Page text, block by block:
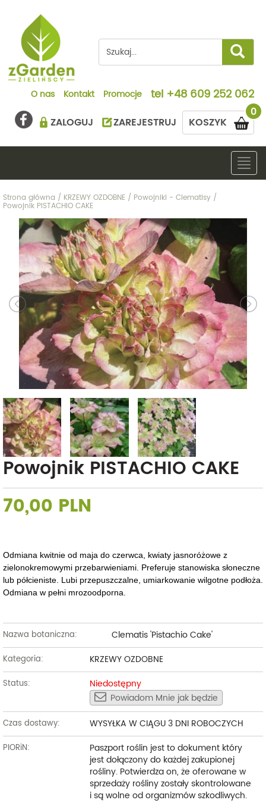
O nas Kontakt Promocje tel +48 609 252 062
0
KOSZYK
ZALOGUJ ZAREJESTRUJ
Strona główna / KRZEWY OZDOBNE / Powojniki - Clematisy /
Powojnik PISTACHIO CAKE
Powojnik PISTACHIO CAKE
70,00 PLN
Odmiana kwitnie od maja do czerwca, kwiaty jasnoróżowe z
zielonokremowymi przebarwieniami. Preferuje stanowiska słoneczne
lub półcieniste. Lubi przepuszczalne, umiarkowanie wilgotne podłoża.
Odmiana w pełni mrozoodporna.
Nazwa botaniczna: Clematis 'Pistachio Cake'
Kategoria: KRZEWY OZDOBNE
Status:
Niedostępny
Powiadom Mnie jak będzie
Czas dostawy: WYSYŁKA W CIĄGU 3 DNI ROBOCZYCH
PIORiN:
Paszport roślin jest to dokument który
jest dołączony do każdej zakupionej
rośliny. Potwierdza on, że oferowane w
sprzedaży rośliny zostały skontrolowane
i są wolne od organizmów szkodliwych.